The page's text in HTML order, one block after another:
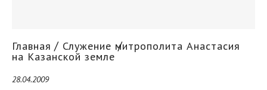
Главная Служение митрополита Анастасия
на Казанской земле
28.04.2009